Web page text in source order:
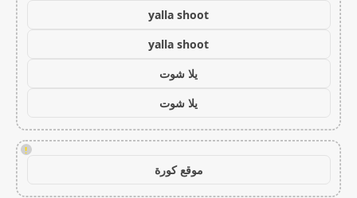
yalla shoot
yalla shoot
يلا شوت
يلا شوت
!
موقع كورة